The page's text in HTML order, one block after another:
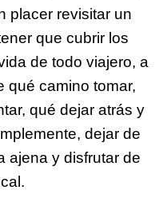
placer revisitar un
que cubrir los
de todo viajero, a
qué camino tomar,
qué dejar atrás y
dejar de
ajena y disfrutar de